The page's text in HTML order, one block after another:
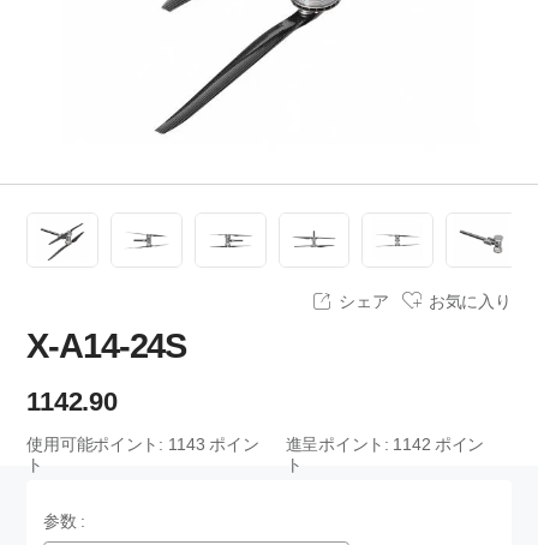
シェア お気に入り
X-A14-24S
1142.90
使用可能ポイント: 1143ポイン
ト
進呈ポイント: 1142 ポイン
ト
参数 :